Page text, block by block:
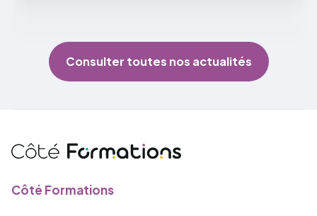
Consulter toutes nos actualités
Côté Formations